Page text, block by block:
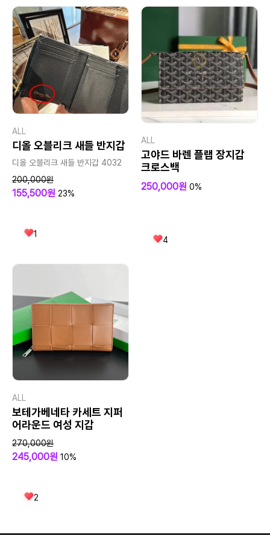
ALL
디올 오블리크 새들 반지갑
디올 오블리크 새들 반지갑 4032
200,000원
155,500원 23%
1
ALL
고야드 바렌 플랩 장지갑
크로스백
250,000원 0%
4
ALL
보테가베네타 카세트 지퍼
어라운드 여성 지갑
270,000원
245,000원 10%
2